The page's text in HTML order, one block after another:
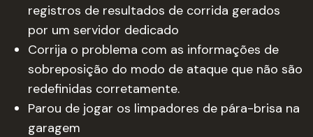
registros de resultados de corrida gerados
por um servidor dedicado
Corrija o problema com as informações de
sobreposição do modo de ataque que não são
redefinidas corretamente.
Parou de jogar os limpadores de pára-brisa na
garagem